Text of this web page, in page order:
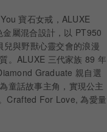
寶石女戒，ALUXE
屬混合設計，以 PT950
與野獸心靈交會的浪漫
。ALUXE 三代家族 89 年
Graduate 親自選
童話故事主角，實現公主
Crafted For Love, 為愛量